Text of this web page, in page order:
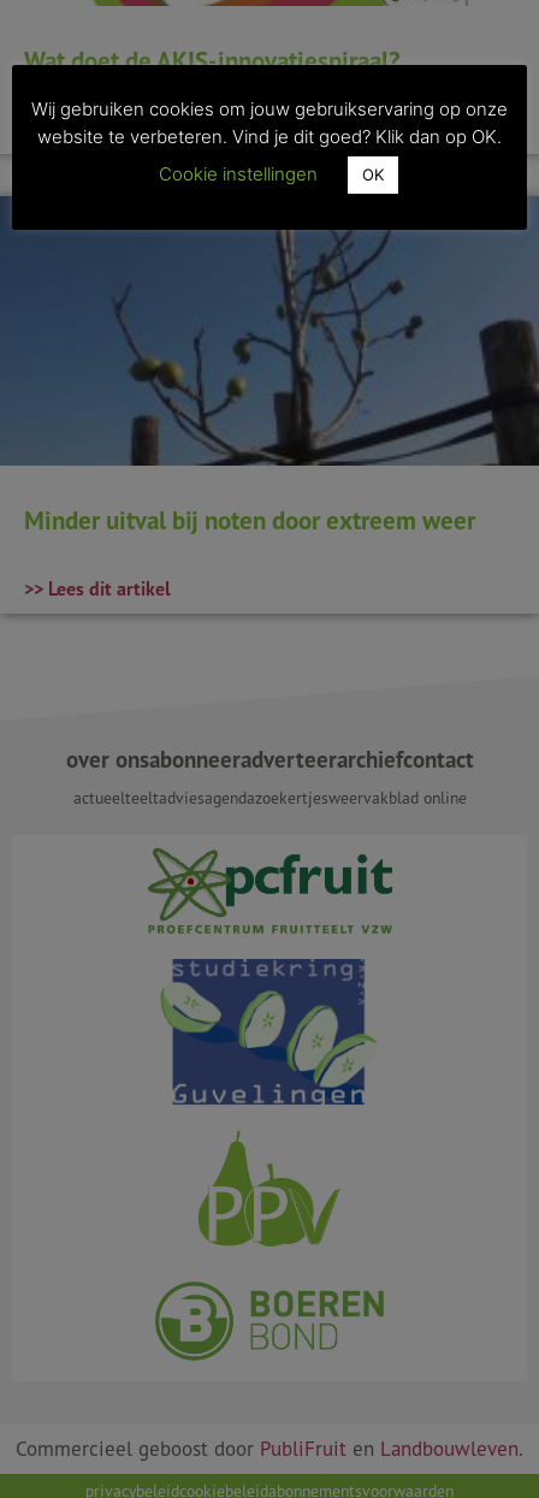
Wat doet de AKIS-innovatiespiraal?
>> Lees dit artikel
Minder uitval bij noten door extreem weer
>> Lees dit artikel
over onsabonneeradverteerarchiefcontact
actueelteeltadviesagendazoekertjesweervakblad online
Commercieel geboost door PubliFruit en Landbouwleven.
privacybeleidcookiebeleidabonnementsvoorwaarden
Wij gebruiken cookies om jouw gebruikservaring op onze
website te verbeteren. Vind je dit goed? Klik dan op OK.
Cookie instellingen
OK